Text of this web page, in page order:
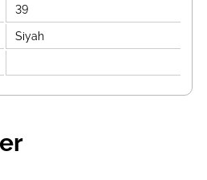
39
Siyah